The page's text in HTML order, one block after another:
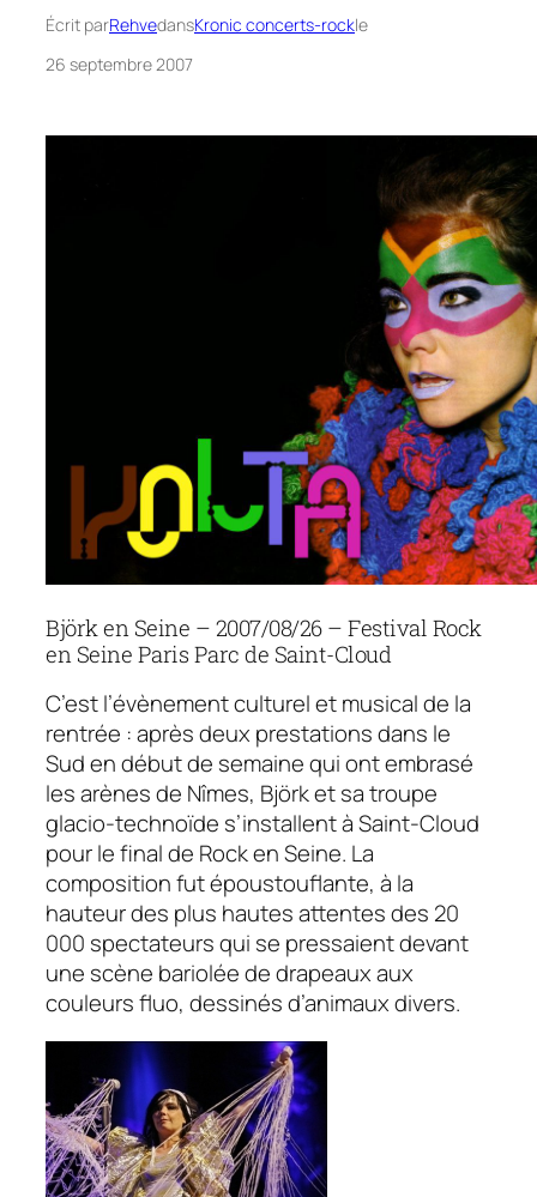
Écrit parRehvedansKronic concerts-rockle
26 septembre 2007
Björk en Seine – 2007/08/26 – Festival Rock
en Seine Paris Parc de Saint-Cloud
C’est l’évènement culturel et musical de la
rentrée : après deux prestations dans le
Sud en début de semaine qui ont embrasé
les arènes de Nîmes, Björket sa troupe
glacio-technoïde s’installent à Saint-Cloud
pour le final de Rock en Seine. La
composition fut époustouflante, à la
hauteur des plus hautes attentes des 20
000 spectateurs qui se pressaient devant
une scène bariolée de drapeaux aux
couleurs fluo, dessinés d’animaux divers.